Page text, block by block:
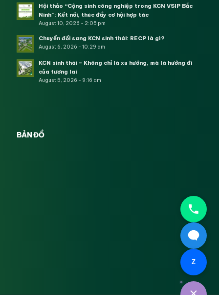
Hội thảo “Cộng sinh công nghiệp trong KCN VSIP Bắc
Ninh”: Kết nối, thúc đẩy cơ hội hợp tác
August 10, 2026 - 2:05 pm
Chuyển đổi sang KCN sinh thái: RECP là gì?
August 6, 2026 - 10:29 am
KCN sinh thái – Không chỉ là xu hướng, mà là hướng đi
của tương lai
August 5, 2026 - 9:16 am
BẢN ĐỒ
Z